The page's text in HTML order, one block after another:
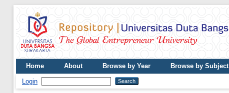
Home About Browse by Year Browse by Subject
Login